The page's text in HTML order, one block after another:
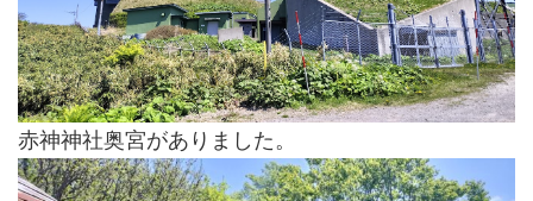
赤神神社奥宮がありました。